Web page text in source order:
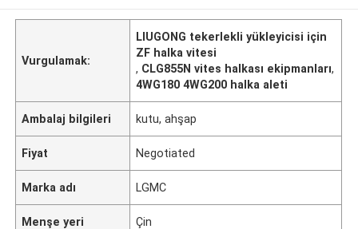
Vurgulamak:
LIUGONG tekerlekli yükleyicisi için
ZF halka vitesi
, CLG855N vites halkası ekipmanları,
4WG180 4WG200 halka aleti
Ambalaj bilgileri kutu, ahşap
Fiyat Negotiated
Marka adı LGMC
Menşe yeri Çin